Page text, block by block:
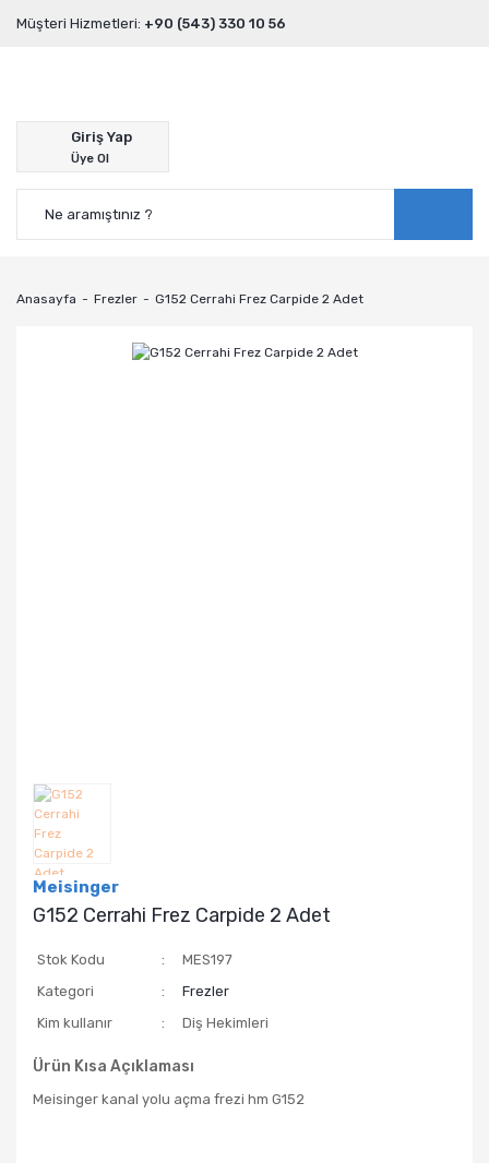
Müşteri Hizmetleri: +90 (543) 330 10 56
Giriş Yap
Üye Ol
Anasayfa Frezler G152 Cerrahi Frez Carpide 2 Adet
Meisinger
G152 Cerrahi Frez Carpide 2 Adet
Stok Kodu
MES197
Kategori
Frezler
Kim kullanır
Diş Hekimleri
Ürün Kısa Açıklaması
Meisinger kanal yolu açma frezi hm G152